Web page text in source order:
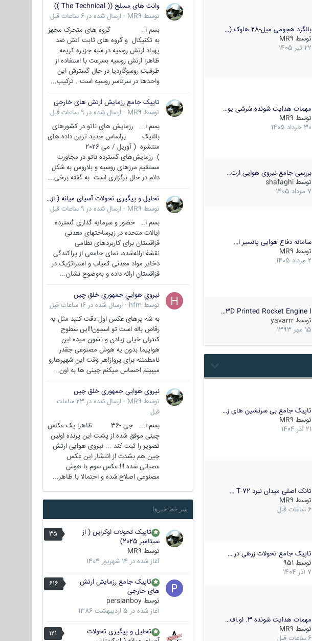
بالگرد هجومی میل-28 هاوک (…
توسط MR9
22 تیر 1405
مهمات هدایت شونده سُرشی یو…
توسط MR9
30 خرداد 1405
بررسی جامع نیروی هوایی ارت…
توسط shafaghi
7 مرداد 1405
سامانه دفاع هوایی پانسیر ا…
توسط MR9
2 مرداد 1405
3D Printed Rocket Engine I…
توسط yavarrr
15 مهر 1393
تاپیک جامع بی سرنشین های ز…
توسط MR9
21 آذر 1404
تانک اصلی میدان نبرد T-72 …
توسط MR9
6 ساعات قبل
تاپیک جامع تحولات زرهی در …
توسط 951
7 آذر 1404
مهمات هدایت شونده 3. او.اف…
توسط MR9
6 ساعات قبل
وانت های مسلح (( The Technical ))
توسط MR9
· ارسال شده در 6 ساعات قبل
بسم ا.. گروه های متحرک مجهز
به تکنیکال و گروه های ثابت آتش ضد
پهپاد ارتش روسیه در شبه جزیره کریمه
ظاهرا ارتش روسیه بسرعت با استفاده از
ظرفیت روسوگاردیا در حال گسترش این
واحدها در سرتاسر روسیه است . ترکیب...
تاپیک جامع رزمایش ارتش های خارجی
توسط MR9
· ارسال شده در 9 ساعات قبل
بسم ا... رزمایش های ناتو در کشورهای
بالتیک براساس جدید ترین داده های
منتشره ( آوریل / می 2026
) رزمایش‌های گسترده ناتو در مجاورت
مستقیم مرزهای روسیه و بلاروس به شکل
دائم در حال برگزاری است به گفته برخی...
تحلیل و پیگیری تحولات آسیای میانه ( ازبکستان، تاجیکستان، ترکمنستان، قزاقستان و قرقیزستان )
توسط MR9
· ارسال شده در 9 ساعات قبل
بسم ا.. حضور و سرمایه گذاری گسترده
ایالات متحده در زیرساختهای معدنی
قزاقستان برای کاربردهای نظامی
نقشهٔ ارائه‌شده، نمای جامعی از پراکندگی
ذخایر مواد معدنی کمیاب و استراتژیک در
قزاقستان ارائه داده و به‌وضوح نشان...
نيروي هوايي جمهوري خلق چين
توسط hfm
· ارسال شده در 16 ساعات قبل
به شه پرهای عکس اول دقت کنید مثل یه
رقاص باله است تو اسمون!!این سطوح
کنترلی خیلی زیادن و نشون میده این
هواپیما بدون یه هوش مصنوعی جقدر
نامطمئنه برای پرواز!هر وقت این شهپرهارو
میبینم احساس میکنم چینی ها به اون...
نيروي هوايي جمهوري خلق چين
توسط MR9
· ارسال شده در
23 ساعات
قبل
بسم ا... جی -36 ظاهرا یک عکاس
چینی موفق شده از پشت این پرنده اولین
تصویر را ثبت کند ... نیروی هوایی ارتش
چین هم بشدت از انتشار این عکس
عصبانی شده !!! عکس سوم با هوش
مصنوعی اصلاح شده و احتمالا با ظاهر...
سر خط خبرها
35
تاپیک تحولات اوکراین ( از
سپتامبر 2025)
توسط MR9
آغاز شده در 14 شهریور 1404
616
تاپیک جامع رزمایش ارتش
های خارجی
توسط persianboy
آغاز شده در 5 اردیبهشت 1386
121
تحلیل و پیگیری تحولات